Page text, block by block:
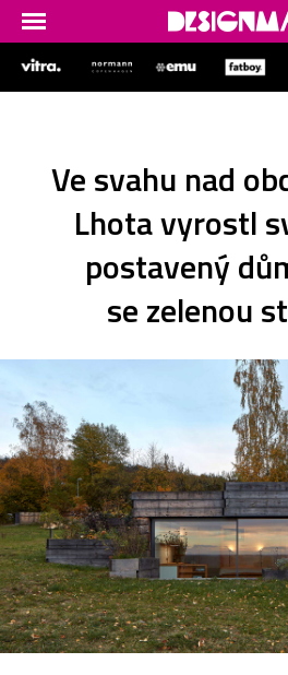
Ve svahu nad
Lhota vyrostl
postavený
se zelenou